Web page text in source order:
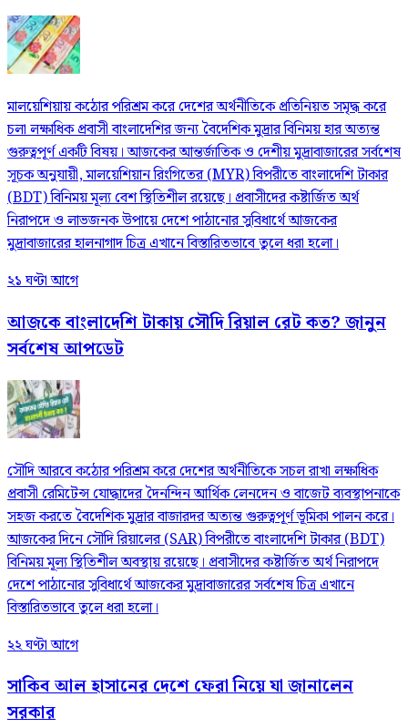
মালয়েশিয়ায় কঠোর পরিশ্রম করে দেশের অর্থনীতিকে প্রতিনিয়ত সমৃদ্ধ করে
চলা লক্ষাধিক প্রবাসী বাংলাদেশির জন্য বৈদেশিক মুদ্রার বিনিময় হার অত্যন্ত
গুরুত্বপূর্ণ একটি বিষয়। আজকের আন্তর্জাতিক ও দেশীয় মুদ্রাবাজারের সর্বশেষ
সূচক অনুযায়ী, মালয়েশিয়ান রিংগিতের (MYR) বিপরীতে বাংলাদেশি টাকার
(BDT) বিনিময় মূল্য বেশ স্থিতিশীল রয়েছে। প্রবাসীদের কষ্টার্জিত অর্থ
নিরাপদে ও লাভজনক উপায়ে দেশে পাঠানোর সুবিধার্থে আজকের
মুদ্রাবাজারের হালনাগাদ চিত্র এখানে বিস্তারিতভাবে তুলে ধরা হলো।
২১ ঘণ্টা আগে
আজকে বাংলাদেশি টাকায় সৌদি রিয়াল রেট কত? জানুন
সর্বশেষ আপডেট
সৌদি আরবে কঠোর পরিশ্রম করে দেশের অর্থনীতিকে সচল রাখা লক্ষাধিক
প্রবাসী রেমিটেন্স যোদ্ধাদের দৈনন্দিন আর্থিক লেনদেন ও বাজেট ব্যবস্থাপনাকে
সহজ করতে বৈদেশিক মুদ্রার বাজারদর অত্যন্ত গুরুত্বপূর্ণ ভূমিকা পালন করে।
আজকের দিনে সৌদি রিয়ালের (SAR) বিপরীতে বাংলাদেশি টাকার (BDT)
বিনিময় মূল্য স্থিতিশীল অবস্থায় রয়েছে। প্রবাসীদের কষ্টার্জিত অর্থ নিরাপদে
দেশে পাঠানোর সুবিধার্থে আজকের মুদ্রাবাজারের সর্বশেষ চিত্র এখানে
বিস্তারিতভাবে তুলে ধরা হলো।
২২ ঘণ্টা আগে
সাকিব আল হাসানের দেশে ফেরা নিয়ে যা জানালেন
সরকার